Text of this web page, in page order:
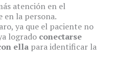
atención en el
en la persona.
ya que el paciente no
logrado conectarse
ella para identificar la